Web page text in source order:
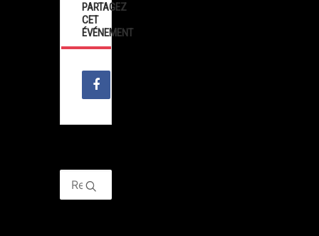
PARTAGEZ
CET
ÉVÉNEMENT